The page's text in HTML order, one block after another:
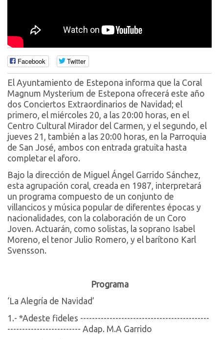
Facebook Twitter
El Ayuntamiento de Estepona informa que la Coral
Magnum Mysterium de Estepona ofrecerá este año
dos Conciertos Extraordinarios de Navidad; el
primero, el miércoles 20, a las 20:00 horas, en el
Centro Cultural Mirador del Carmen, y el segundo, el
jueves 21, también a las 20:00 horas, en la Parroquia
de San José, ambos con entrada gratuita hasta
completar el aforo.
Bajo la dirección de Miguel Ángel Garrido Sánchez,
esta agrupación coral, creada en 1987, interpretará
un programa compuesto de un conjunto de
villancicos y música popular de diferentes épocas y
nacionalidades, con la colaboración de un Coro
Joven. Actuarán, como solistas, la soprano Isabel
Moreno, el tenor Julio Romero, y el barítono Karl
Svensson.
Programa
‘La Alegría de Navidad’
1.- *Adeste fideles --------------------------------------------
------------------------- Adap. M.A Garrido